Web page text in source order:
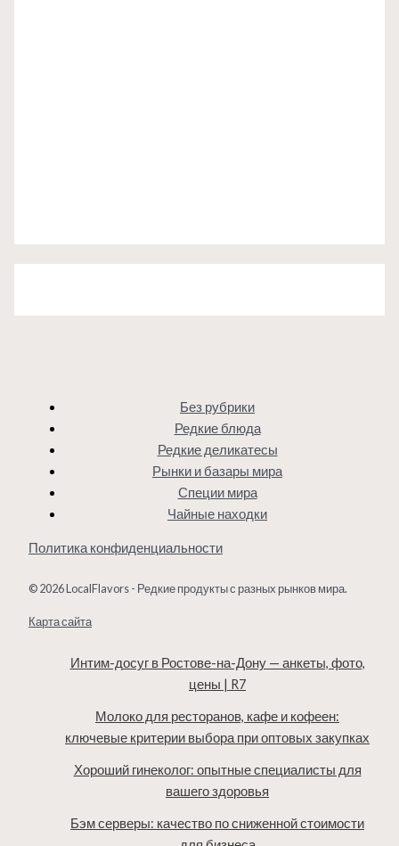
Без рубрики
Редкие блюда
Редкие деликатесы
Рынки и базары мира
Специи мира
Чайные находки
Политика конфиденциальности
© 2026 LocalFlavors - Редкие продукты с разных рынков мира.
Карта сайта
Интим-досуг в Ростове-на-Дону — анкеты, фото,
цены | R7
Молоко для ресторанов, кафе и кофеен:
ключевые критерии выбора при оптовых закупках
Хороший гинеколог: опытные специалисты для
вашего здоровья
Бэм серверы: качество по сниженной стоимости